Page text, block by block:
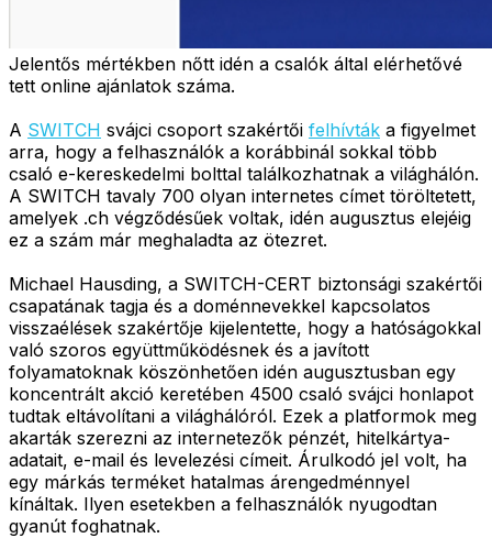
Jelentős mértékben nőtt idén a csalók által elérhetővé
tett online ajánlatok száma.
A SWITCH svájci csoport szakértői felhívták a figyelmet
arra, hogy a felhasználók a korábbinál sokkal több
csaló e-kereskedelmi bolttal találkozhatnak a világhálón.
A SWITCH tavaly 700 olyan internetes címet töröltetett,
amelyek .ch végződésűek voltak, idén augusztus elejéig
ez a szám már meghaladta az ötezret.
Michael Hausding, a SWITCH-CERT biztonsági szakértői
csapatának tagja és a doménnevekkel kapcsolatos
visszaélések szakértője kijelentette, hogy a hatóságokkal
való szoros együttműködésnek és a javított
folyamatoknak köszönhetően idén augusztusban egy
koncentrált akció keretében 4500 csaló svájci honlapot
tudtak eltávolítani a világhálóról. Ezek a platformok meg
akarták szerezni az internetezők pénzét, hitelkártya-
adatait, e-mail és levelezési címeit. Árulkodó jel volt, ha
egy márkás terméket hatalmas árengedménnyel
kínáltak. Ilyen esetekben a felhasználók nyugodtan
gyanút foghatnak.